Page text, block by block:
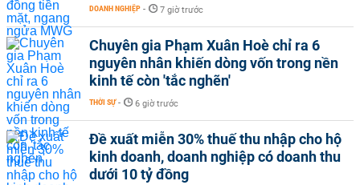
DOANH NGHIỆP - 7 giờ trước
Chuyên gia Phạm Xuân Hoè chỉ ra 6
nguyên nhân khiến dòng vốn trong nền
kinh tế còn 'tắc nghẽn'
THỜI SỰ - 6 giờ trước
Đề xuất miễn 30% thuế thu nhập cho hộ
kinh doanh, doanh nghiệp có doanh thu
dưới 10 tỷ đồng